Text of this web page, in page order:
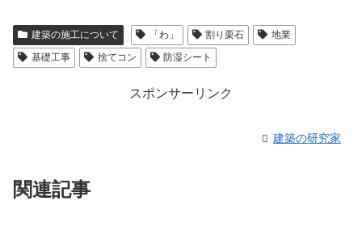
建築の施工について 「わ」 割り栗石
地業
基礎工事
捨てコン 防湿シート
スポンサーリンク
建築の研究家
関連記事